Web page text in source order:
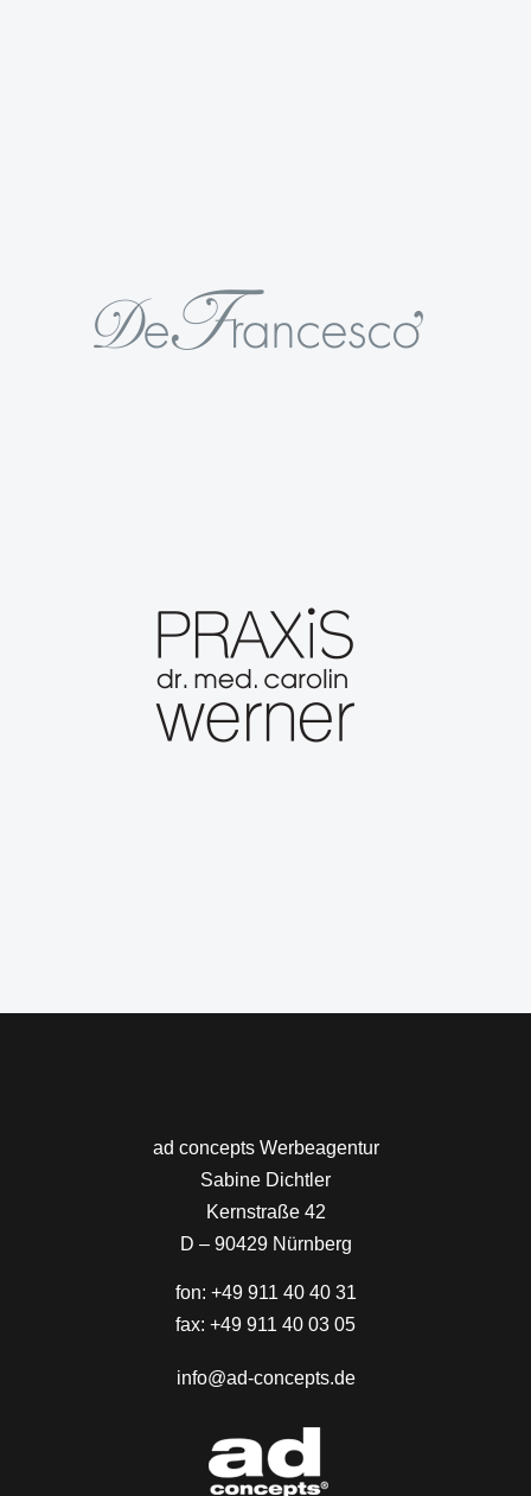
ad concepts Werbeagentur
Sabine Dichtler
Kernstraße 42
D – 90429 Nürnberg
fon: +49 911 40 40 31
fax: +49 911 40 03 05
info@ad-concepts.de